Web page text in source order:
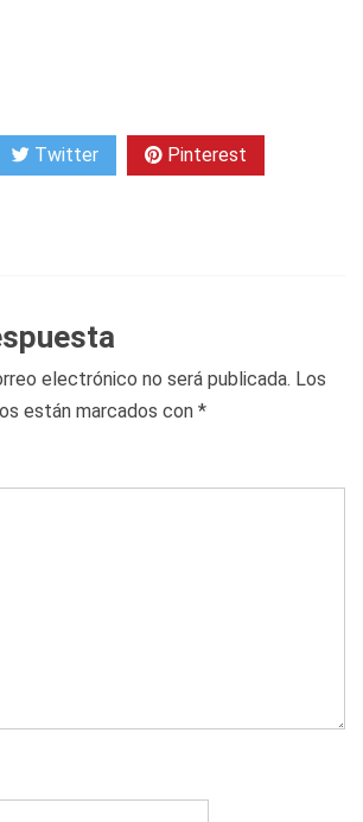
Twitter Pinterest
electrónico no será publicada. Los
están marcados con *